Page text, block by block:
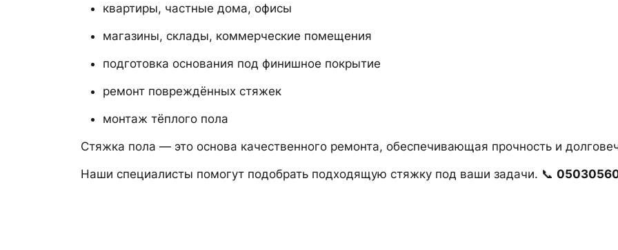
квартиры, частные дома, офисы
магазины, склады, коммерческие помещения
подготовка основания под финишное покрытие
ремонт повреждённых стяжек
монтаж тёплого пола
Стяжка пола — это основа качественного ремонта, обеспечивающая прочность и
Наши специалисты помогут подобрать подходящую стяжку под ваши задачи. 📞